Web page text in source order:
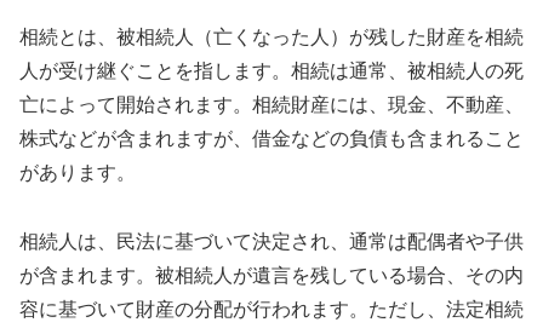
相続とは、被相続人（亡くなった人）が残した財産を相続
人が受け継ぐことを指します。相続は通常、被相続人の死
亡によって開始されます。相続財産には、現金、不動産、
株式などが含まれますが、借金などの負債も含まれること
があります。
相続人は、民法に基づいて決定され、通常は配偶者や子供
が含まれます。被相続人が遺言を残している場合、その内
容に基づいて財産の分配が行われます。ただし、法定相続